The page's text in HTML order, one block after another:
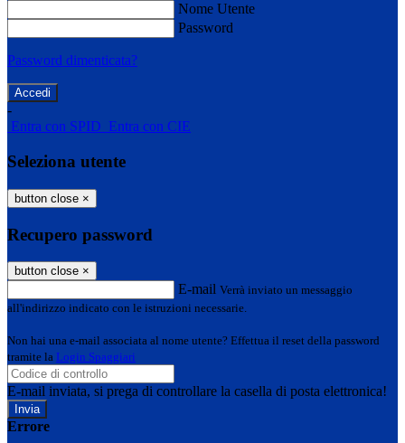
Nome Utente
Password
Password dimenticata?
-
Entra con SPID Entra con CIE
Seleziona utente
button close ×
Recupero password
button close ×
E-mail Verrà inviato un messaggio
all'indirizzo indicato con le istruzioni necessarie.
Non hai una e-mail associata al nome utente? Effettua il reset della password
tramite la Login Spaggiari
E-mail inviata, si prega di controllare la casella di posta elettronica!
Errore